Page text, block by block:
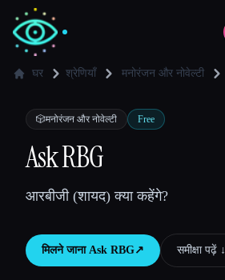
✍️लेखक
💻
घर श्रेणियाँ मनोरंजन और नोवेल्टी
🎲मनोरंजन और नोवेल्टी Free
Ask RBG
आरबीजी (शायद) क्या कहेंगे?
मिलने जाना Ask RBG↗︎ समीक्षा पढ़ें ↓︎